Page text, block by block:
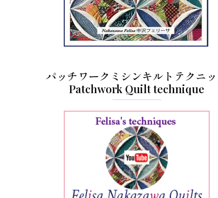
パッチワークミシンキルトテクニ
Patchwork Quilt technique